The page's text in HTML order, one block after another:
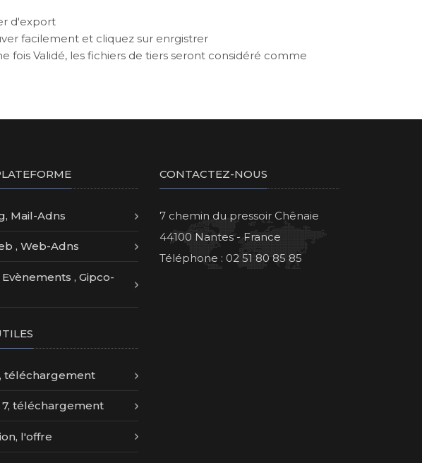
d'export
facilement et cliquez sur enrgistrer
Validé, les fichiers de tiers seront considéré comme
Mail-Adns
, Web-Adns
, Gipco-
téléchargement
7, téléchargement
l'offre
CONTACTEZ-NOUS
7 chemin du pressoir Chênaie
44100 Nantes - France
Téléphone : 02 51 80 85 85